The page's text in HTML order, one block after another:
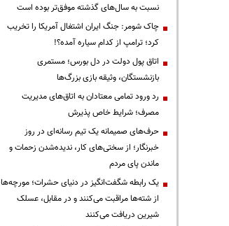
نسبت به سال‌های گذشته موفق‌تر بوده است
چاک شومر: جنگ ایران اشتغال آمریکا را تخریب
کرد؛ ترامپ از کدام سیاره آمده؟!
اتاق پول دولت در دل بورس؛ مستمری
بازنشستگان، وثیقه بازی بزرگ‌ها
رد ورود تمامی معتادان به اتاق‌های مدیریت
مصرف؛ شرایط خاص پذیرش
حرف‌های صمیمانه یک تیم رسانه‌ای در روز
خبرنگار؛ از سختی‌های کار، ندیده‌شدن زحمات و
ماندن پای مردم
یک رابطه شگفت‌انگیز در دنیای حشرات؛ مورچه‌ها
از شته‌ها مراقبت می‌کنند و در مقابل، عسلک
شیرین دریافت می‌کنند